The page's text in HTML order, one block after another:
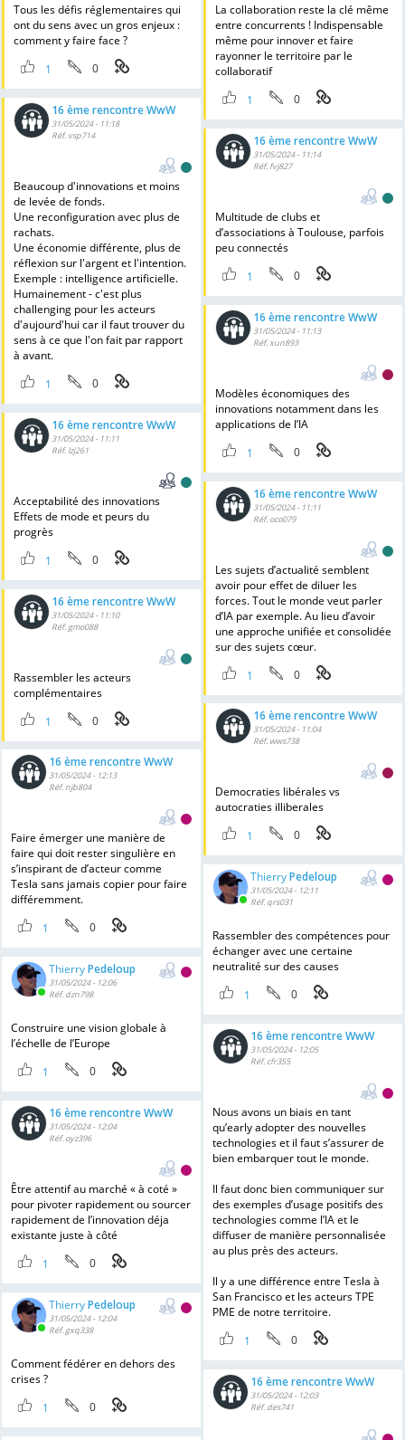
Tous les défis réglementaires qui
ont du sens avec un gros enjeux :
comment y faire face ?
1
0
La collaboration reste la clé même
entre concurrents ! Indispensable
même pour innover et faire
rayonner le territoire par le
collaboratif
1
0
16 ème rencontre WwW
31/05/2024 - 11:18
Réf. vsp714
Beaucoup d'innovations et moins
de levée de fonds.
Une reconfiguration avec plus de
rachats.
Une économie différente, plus de
réflexion sur l'argent et l'intention.
Exemple : intelligence artificielle.
Humainement - c'est plus
challenging pour les acteurs
d'aujourd'hui car il faut trouver du
sens à ce que l'on fait par rapport
à avant.
1
0
16 ème rencontre WwW
31/05/2024 - 11:14
Réf. fvj827
Multitude de clubs et
d’associations à Toulouse, parfois
peu connectés
1
0
16 ème rencontre WwW
31/05/2024 - 11:13
Réf. xun893
Modèles économiques des
innovations notamment dans les
applications de l’IA
1
0
16 ème rencontre WwW
31/05/2024 - 11:11
Réf. lzj261
Acceptabilité des innovations
Effets de mode et peurs du
progrès
1
0
16 ème rencontre WwW
31/05/2024 - 11:11
Réf. oco079
Les sujets d’actualité semblent
avoir pour effet de diluer les
forces. Tout le monde veut parler
d’IA par exemple. Au lieu d’avoir
une approche unifiée et consolidée
sur des sujets cœur.
1
0
16 ème rencontre WwW
31/05/2024 - 11:10
Réf. gmo088
Rassembler les acteurs
complémentaires
1
0 16 ème rencontre WwW
31/05/2024 - 11:04
Réf. wws738
Democraties libérales vs
autocraties illiberales
1
0
16 ème rencontre WwW
31/05/2024 - 12:13
Réf. njb804
Faire émerger une manière de
faire qui doit rester singulière en
s’inspirant de d’acteur comme
Tesla sans jamais copier pour faire
différemment.
1
0
ThierryPedeloup
31/05/2024 - 12:11
Réf. qrs031
Rassembler des compétences pour
échanger avec une certaine
neutralité sur des causes
1
0
ThierryPedeloup
31/05/2024 - 12:06
Réf. dzn798
Construire une vision globale à
l’échelle de l’Europe
1
0
16 ème rencontre WwW
31/05/2024 - 12:05
Réf. cfr355
Nous avons un biais en tant
qu’early adopter des nouvelles
technologies et il faut s’assurer de
bien embarquer tout le monde.
Il faut donc bien communiquer sur
des exemples d’usage positifs des
technologies comme l’IA et le
diffuser de manière personnalisée
au plus près des acteurs.
Il y a une différence entre Tesla à
San Francisco et les acteurs TPE
PME de notre territoire.
1
0
16 ème rencontre WwW
31/05/2024 - 12:04
Réf. oyz396
Être attentif au marché « à coté »
pour pivoter rapidement ou sourcer
rapidement de l’innovation déja
existante juste à côté
1
0
ThierryPedeloup
31/05/2024 - 12:04
Réf. gxq338
Comment fédérer en dehors des
crises ?
1
0
16 ème rencontre WwW
31/05/2024 - 12:03
Réf. des741